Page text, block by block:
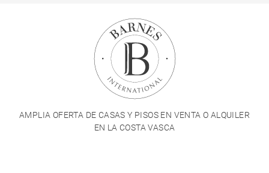
AMPLIA OFERTA DE CASAS Y PISOS EN VENTA O ALQUILER
EN LA COSTA VASCA